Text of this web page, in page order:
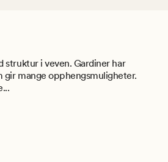
struktur i veven. Gardiner har
gir mange opphengsmuligheter.